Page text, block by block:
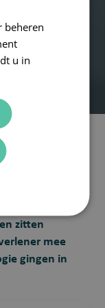
11:15:00
heel wat
dokter te
zitten
mee
gingen in
beheren
u in